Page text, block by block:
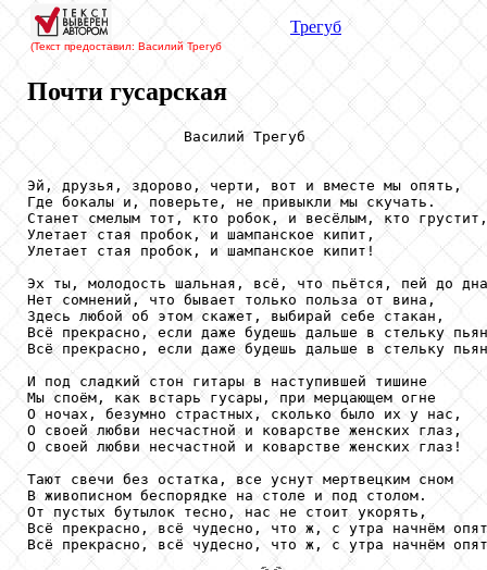
(Текст предоставил: Василий Трегуб
Трегуб
Почти гусарская
                  Василий Трегуб
Эй, друзья, здорово, черти, вот и вместе мы опять,
Где бокалы и, поверьте, не привыкли мы скучать.
Станет смелым тот, кто робок, и весёлым, кто грустит,
Улетает стая пробок, и шампанское кипит,
Улетает стая пробок, и шампанское кипит!
Эх ты, молодость шальная, всё, что пьётся, пей до
Нет сомнений, что бывает только польза от вина,
Здесь любой об этом скажет, выбирай себе стакан,
Всё прекрасно, если даже будешь дальше в стельку
Всё прекрасно, если даже будешь дальше в стельку
И под сладкий стон гитары в наступившей тишине
Мы споём, как встарь гусары, при мерцающем огне
О ночах, безумно страстных, сколько было их у нас,
О своей любви несчастной и коварстве женских глаз,
О своей любви несчастной и коварстве женских глаз!
Тают свечи без остатка, все уснут мертвецким сном
В живописном беспорядке на столе и под столом.
От пустых бутылок тесно, нас не стоит укорять,
Всё прекрасно, всё чудесно, что ж, с утра начнём
Всё прекрасно, всё чудесно, что ж, с утра начнём